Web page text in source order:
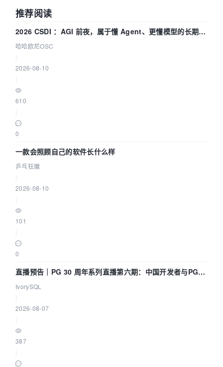
推荐阅读
2026 CSDI ：AGI 前夜，属于懂 Agent、更懂模型的长期深
耕企业
哈哈欧尼OSC
2026-08-10
610
0
一款会照顾自己的软件长什么样
乒乓狂魔
2026-08-10
101
0
直播预告｜PG 30 周年系列直播第六期：中国开发者与PG内
核——我们改得动吗？我们贡献了什么？
IvorySQL
2026-08-07
387